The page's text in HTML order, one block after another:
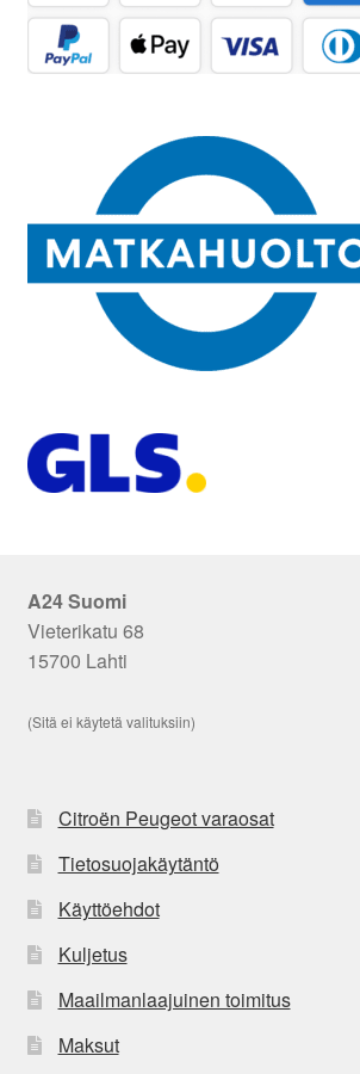
A24 Suomi
Vieterikatu 68
15700 Lahti
(Sitä ei käytetä valituksiin)
Citroën Peugeot varaosat
Tietosuojakäytäntö
Käyttöehdot
Kuljetus
Maailmanlaajuinen toimitus
Maksut